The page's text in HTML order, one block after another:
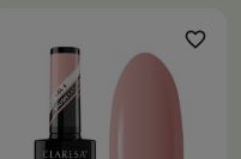
favorite_border